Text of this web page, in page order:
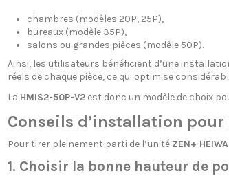
chambres (modèles 20P, 25P),
bureaux (modèle 35P),
salons ou grandes pièces (modèle 50P).
Ainsi, les utilisateurs bénéficient d’une
réels de chaque pièce, ce qui optimise
La HMIS2-50P-V2est donc un modèle de choix
Conseils d’installation
Pour tirer pleinement parti de l’unité ZEN+
1. Choisir la bonne hauteur de